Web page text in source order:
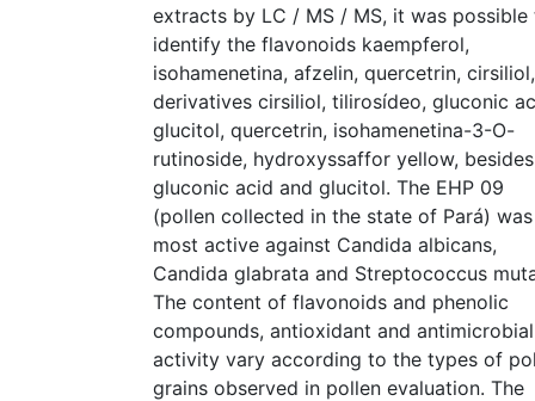
extracts by LC / MS / MS, it was possible
identify the flavonoids kaempferol,
isohamenetina, afzelin, quercetrin, cirsiliol,
derivatives cirsiliol, tilirosídeo, gluconic
glucitol, quercetrin, isohamenetina-3-O-
rutinoside, hydroxyssaffor yellow, besides
gluconic acid and glucitol. The EHP 09
(pollen collected in the state of Pará)
most active against Candida albicans,
Candida glabrata and Streptococcus
The content of flavonoids and phenolic
compounds, antioxidant and antimicrobial
activity vary according to the types of
grains observed in pollen evaluation. The